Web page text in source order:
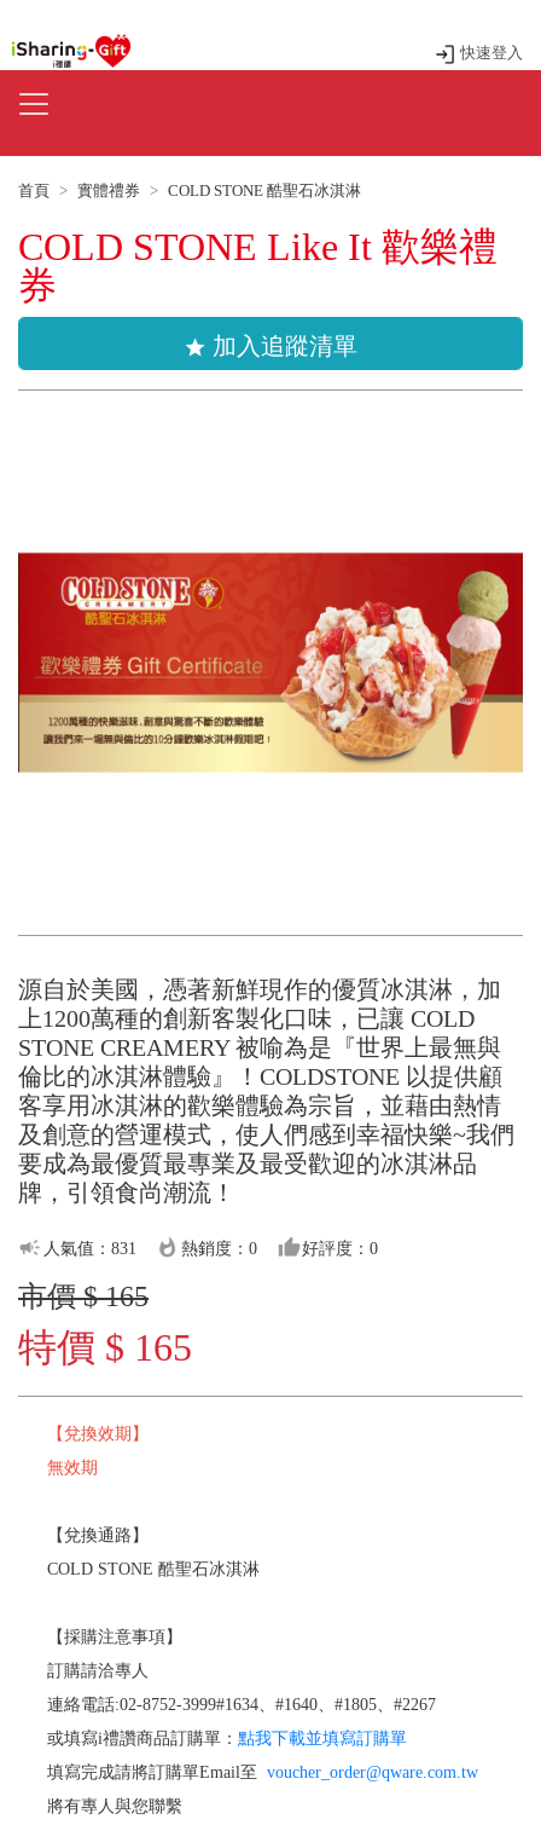
快速登入
首頁 實體禮券 COLD STONE 酷聖石冰淇淋
COLD STONE Like It 歡樂禮
券
star 加入追蹤清單
源自於美國，憑著新鮮現作的優質冰淇淋，加
上1200萬種的創新客製化口味，已讓 COLD
STONE CREAMERY 被喻為是『世界上最無與
倫比的冰淇淋體驗』！COLDSTONE 以提供顧
客享用冰淇淋的歡樂體驗為宗旨，並藉由熱情
及創意的營運模式，使人們感到幸福快樂~我們
要成為最優質最專業及最受歡迎的冰淇淋品
牌，引領食尚潮流！
campaign 人氣值：831 whatshot 熱銷度：0 thumb_up好評度：0
市價 $ 165
特價 $ 165
【兌換效期】
無效期
【兌換通路】
COLD STONE 酷聖石冰淇淋
【採購注意事項】
訂購請洽專人
連絡電話:02-8752-3999#1634、#1640、#1805、#2267
或填寫i禮讚商品訂購單： 點我下載並填寫訂購單
填寫完成請將訂購單Email至 voucher_order@qware.com.tw
將有專人與您聯繫